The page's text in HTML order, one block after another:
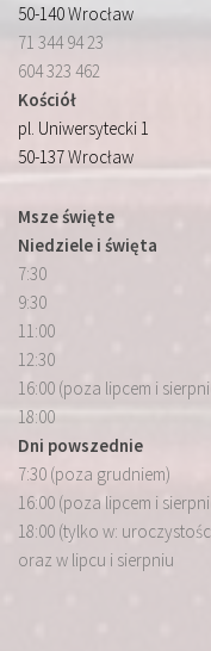
50-140 Wrocław
71 344 94 23
604 323 462
Kościół
pl. Uniwersytecki 1
50-137 Wrocław
Msze święte
Niedziele i święta
7:30
9:30
11:00
12:30
16:00 (poza lipcem i
18:00
Dni powszednie
7:30 (poza grudniem)
16:00 (poza lipcem i
18:00 (tylko w:
oraz w lipcu i sierpniu